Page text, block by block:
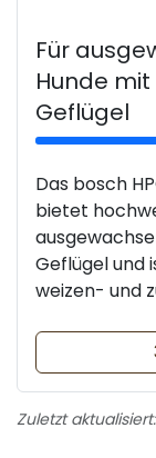
Für
Hunde
Geflügel
Das bosch
bietet
Geflügel und
weizen- und
Zuletzt aktualisiert: